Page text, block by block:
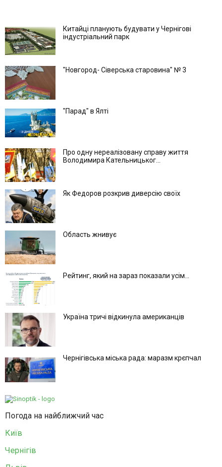
Китайці планують будувати у Чернігові
індустріальний парк
"Новгород- Сіверська старовина" № 3
"Парад" в Ялті
Про одну нереалізовану справу життя
Володимира Кательницьког...
Як Федоров розкрив диверсію своїх
Область жнивує
Рейтинг, який на зараз показали усім...
Україна тричі відкинула американців
Чернігівська міська рада: маразм крєпчал
Погода на найближчий час
Київ
Чернігів